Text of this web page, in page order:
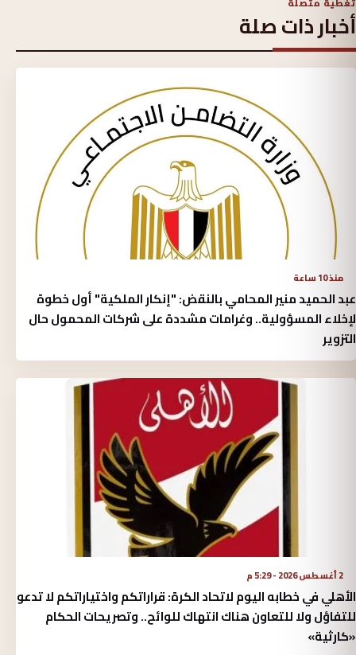
تغطية متصلة
أخبار ذات صلة
منذ 10 ساعة
عبد الحميد منير المحامي بالنقض: "إنكار الملكية" أول خطوة
لإخلاء المسؤولية.. وغرامات مشددة على شركات المحمول حال
التزوير
2 أغسطس 2026 - 5:29 م
الأهلي في خطابه اليوم لاتحاد الكرة:‏ قراراتكم واختياراتكم لا تدعو
للتفاؤل ولا للتعاون هناك انتهاك للوائح.. وتصريحات الحكام
«كارثية»‏